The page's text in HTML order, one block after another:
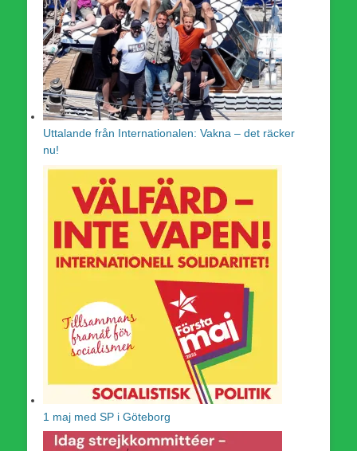
Uttalande från Internationalen: Vakna – det räcker
nu!
1 maj med SP i Göteborg